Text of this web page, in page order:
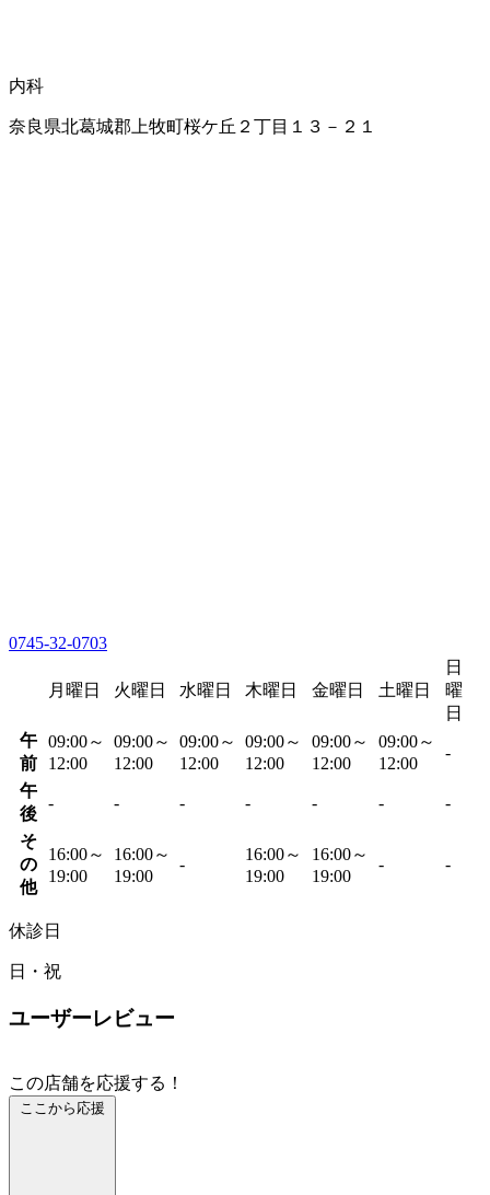
内科
奈良県北葛城郡上牧町桜ケ丘２丁目１３－２１
0745-32-0703
月曜日 火曜日 水曜日 木曜日 金曜日 土曜日
日
曜
日
午
前
09:00～
12:00
09:00～
12:00
09:00～
12:00
09:00～
12:00
09:00～
12:00
09:00～
12:00
-
午
後
- - - - - - -
そ
の
他
16:00～
19:00
16:00～
19:00
-
16:00～
19:00
16:00～
19:00
- -
休診日
日・祝
ユーザーレビュー
この店舗を応援する！
ここから応援